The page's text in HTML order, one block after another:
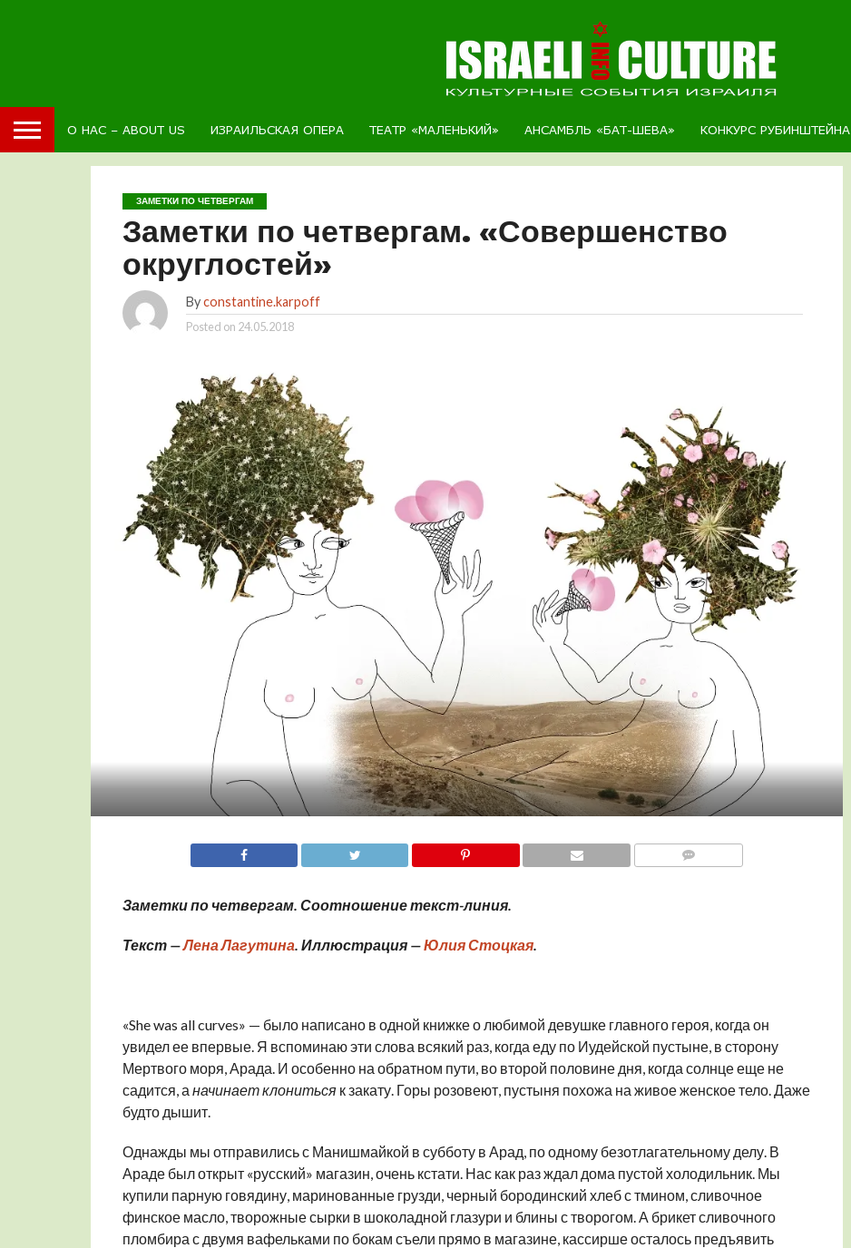
О НАС – ABOUT US ИЗРАИЛЬСКАЯ ОПЕРА ТЕАТР «МАЛЕНЬКИЙ» АНСАМБЛЬ «БАТ-ШЕВА» КОНКУРС РУБИНШТЕЙНА
ЗАМЕТКИ ПО ЧЕТВЕРГАМ
Заметки по четвергам. «Совершенство
округлостей»
Byconstantine.karpoff
Posted on 24.05.2018
Заметки по четвергам. Соотношение текст-линия.
Текст —Лена Лагутина. Иллюстрация —Юлия Стоцкая.
«She was all curves» — было написано в одной книжке о любимой девушке главного героя, когда он
увидел ее впервые. Я вспоминаю эти слова всякий раз, когда еду по Иудейской пустыне, в сторону
Мертвого моря, Арада. И особенно на обратном пути, во второй половине дня, когда солнце еще не
садится, а начинает клонитьсяк закату. Горы розовеют, пустыня похожа на живое женское тело. Даже
будто дышит.
Однажды мы отправились с Манишмайкой в субботу в Арад, по одному безотлагательному делу. В
Араде был открыт «русский» магазин, очень кстати. Нас как раз ждал дома пустой холодильник. Мы
купили парную говядину, маринованные грузди, черный бородинский хлеб с тмином, сливочное
финское масло, творожные сырки в шоколадной глазури и блины с творогом. А брикет сливочного
пломбира с двумя вафельками по бокам съели прямо в магазине, кассирше осталось предъявить